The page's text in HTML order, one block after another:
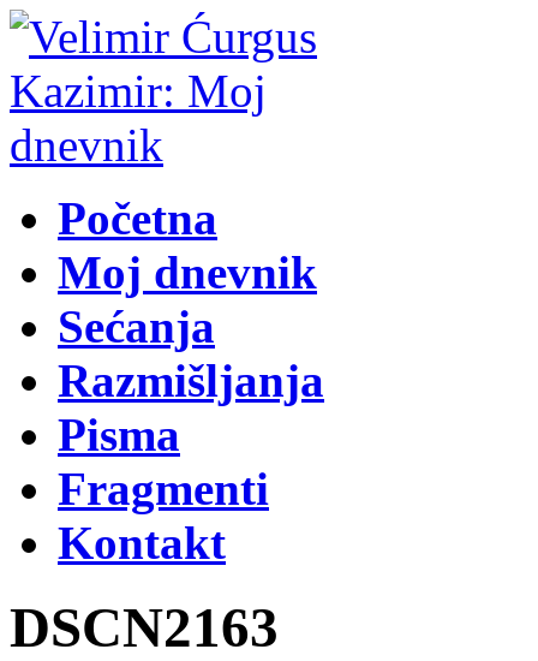
Početna
Moj dnevnik
Sećanja
Razmišljanja
Pisma
Fragmenti
Kontakt
DSCN2163